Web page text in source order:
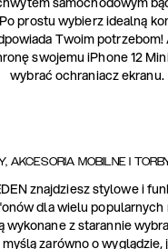
prostu wybierz idealną
Twoim potrzebom!
swojemu iPhone 12
wybrać ochraniacz ekranu.
AKCESORIA MOBILNE I
znajdziesz stylowe i
dla wielu popularnych
wykonane z starannie
zarówno o wyglądzie,